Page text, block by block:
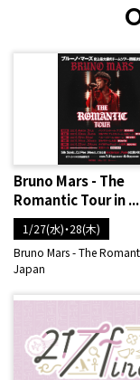
Bruno Mars - The
Romantic Tour in ...
1/27(水)・28(木)
Bruno Mars - The
Japan